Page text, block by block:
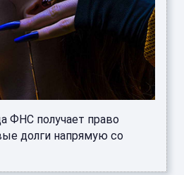
ФНС получает право
долги напрямую со